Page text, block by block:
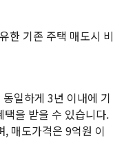
한 기존 주택 매도시 비
일하게 3년 이내에 기
을 받을 수 있습니다.
매도가격은 9억원 이